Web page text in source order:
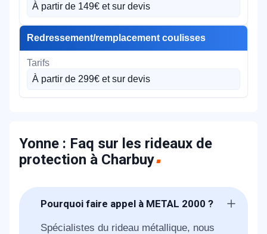
À partir de 149€ et sur devis
Redressement/remplacement coulisses
À partir de 299€ et sur devis
Yonne : Faq sur les rideaux de
protection à Charbuy
Pourquoi faire appel à METAL 2000 ?
Spécialistes du rideau métallique, nous